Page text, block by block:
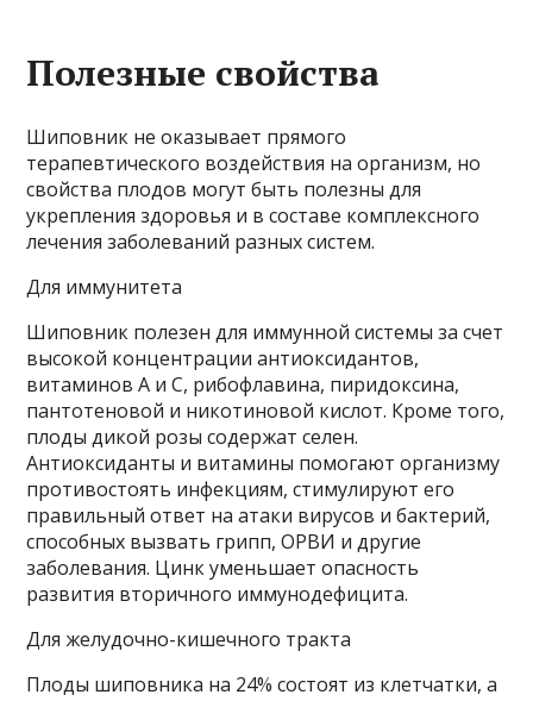
Полезные свойства
Шиповник не оказывает прямого
терапевтического воздействия на организм, но
свойства плодов могут быть полезны для
укрепления здоровья и в составе комплексного
лечения заболеваний разных систем.
Для иммунитета
Шиповник полезен для иммунной системы за счет
высокой концентрации антиоксидантов,
витаминов А и С, рибофлавина, пиридоксина,
пантотеновой и никотиновой кислот. Кроме того,
плоды дикой розы содержат селен.
Антиоксиданты и витамины помогают организму
противостоять инфекциям, стимулируют его
правильный ответ на атаки вирусов и бактерий,
способных вызвать грипп, ОРВИ и другие
заболевания. Цинк уменьшает опасность
развития вторичного иммунодефицита.
Для желудочно-кишечного тракта
Плоды шиповника на 24% состоят из клетчатки, а